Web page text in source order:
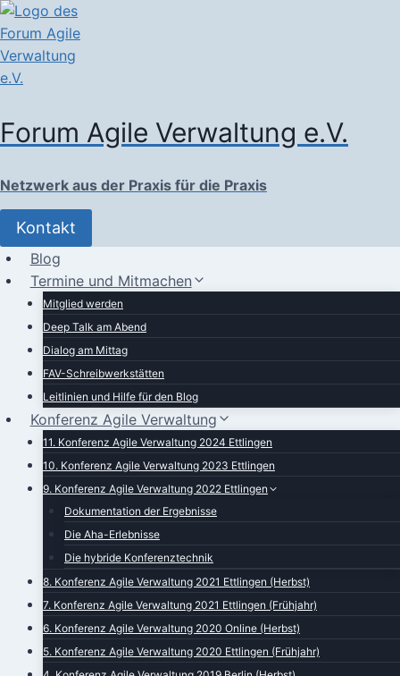
Zum
Inhalt
springen
Forum Agile Verwaltung e.V.
Netzwerk aus der Praxis für die Praxis
Kontakt
Blog
Termine und Mitmachen
Mitglied werden
Deep Talk am Abend
Dialog am Mittag
FAV-Schreibwerkstätten
Leitlinien und Hilfe für den Blog
Konferenz Agile Verwaltung
11. Konferenz Agile Verwaltung 2024 Ettlingen
10. Konferenz Agile Verwaltung 2023 Ettlingen
9. Konferenz Agile Verwaltung 2022 Ettlingen
Dokumentation der Ergebnisse
Die Aha-Erlebnisse
Die hybride Konferenztechnik
8. Konferenz Agile Verwaltung 2021 Ettlingen (Herbst)
7. Konferenz Agile Verwaltung 2021 Ettlingen (Frühjahr)
6. Konferenz Agile Verwaltung 2020 Online (Herbst)
5. Konferenz Agile Verwaltung 2020 Ettlingen (Frühjahr)